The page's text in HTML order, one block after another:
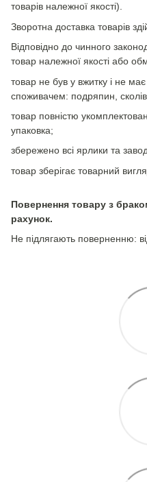
товарів належної якості).
Зворотна доставка товарів
Відповідно до чинного
товар належної якості або
товар не був у вжитку і не має
споживачем: подряпин,
товар повністю
упаковка;
збережено всі ярлики та
товар зберігає товарний
Повернення товару з
рахунок.
Не підлягають поверненню: